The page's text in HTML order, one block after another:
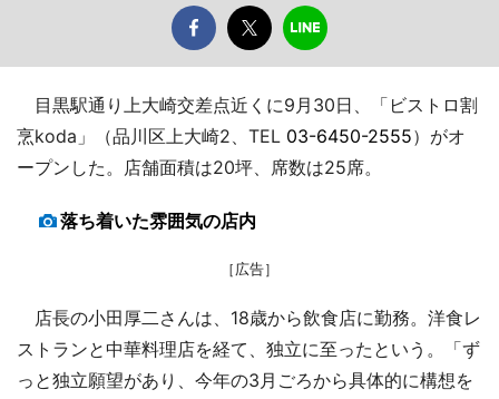
目黒駅通り上大崎交差点近くに9月30日、「ビストロ割
烹koda」（品川区上大崎2、TEL 03-6450-2555）がオ
ープンした。店舗面積は20坪、席数は25席。
落ち着いた雰囲気の店内
［広告］
店長の小田厚二さんは、18歳から飲食店に勤務。洋食レ
ストランと中華料理店を経て、独立に至ったという。「ず
っと独立願望があり、今年の3月ごろから具体的に構想を